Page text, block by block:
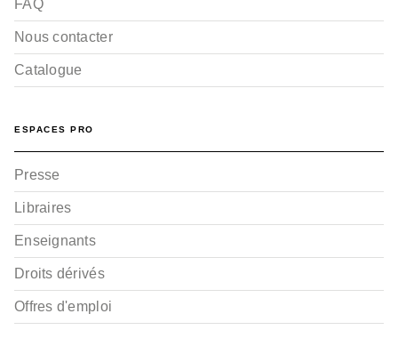
FAQ
Nous contacter
Catalogue
ESPACES PRO
Presse
Libraires
Enseignants
Droits dérivés
Offres d'emploi